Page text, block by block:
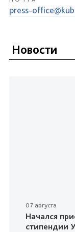
press-
Новости
07 августа
Начался
стипендии